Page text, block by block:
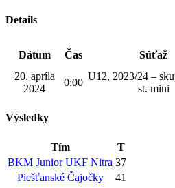
Details
Dátum Čas Súťaž
20. apríla
2024
0:00
U12, 2023/24 –
st. mini
Výsledky
Tím
T
BKM Junior UKF Nitra 37
Piešťanské Čajočky
41